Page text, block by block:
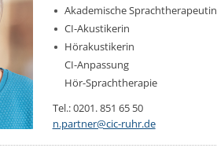
Aka­de­mi­sche Sprachthe­ra­peu­tin
CI-Akus­ti­ke­rin
Hör­akus­ti­ke­rin
CI-An­pas­sung
Hör-Sprachthe­ra­pie
Tel.: 0201. 851 65 50
n.​partner@​cic-ruhr.​de